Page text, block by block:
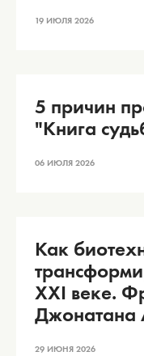
19 ИЮЛЯ 2026
5 причин
"Книга
06 ИЮЛЯ 2026
Как
XXI веке.
Джонатана
29 ИЮНЯ 2026